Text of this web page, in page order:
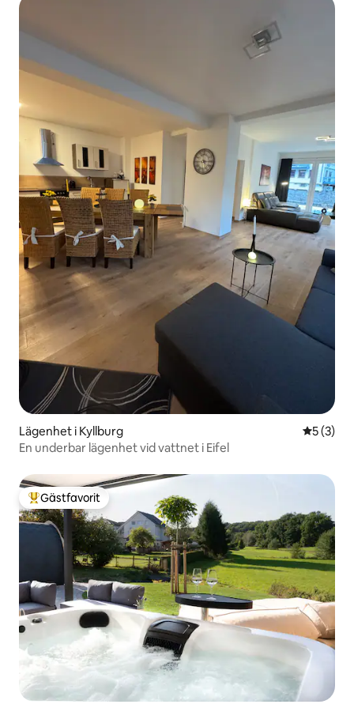
Lägenhet i Kyllburg 5 av 5 i
5 (3)
En underbar lägenhet vid vattnet i Eifel
Populär gästfavorit
Gästfavorit